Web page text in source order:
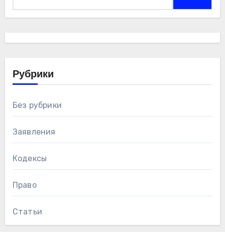
Рубрики
Без рубрики
Заявления
Кодексы
Право
Статьи